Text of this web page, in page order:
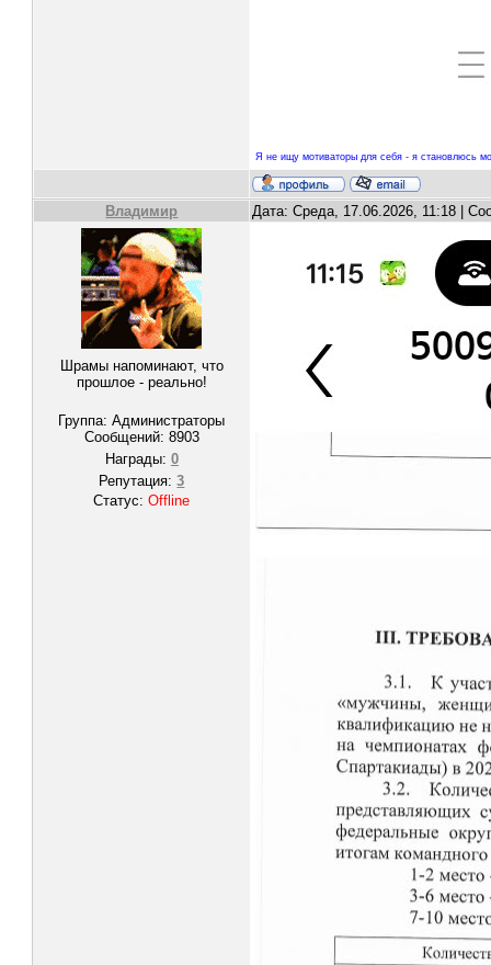
Я не ищу мотиваторы для себя - я становлюсь
Владимир Дата: Среда, 17.06.2026, 11:18 |
Шрамы напоминают, что
прошлое - реально!
Группа: Администраторы
Сообщений: 8903
Награды: 0
Репутация:3
Статус:Offline